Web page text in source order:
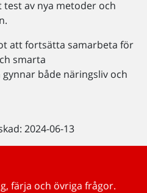
av nya metoder och
att fortsätta samarbeta för
smarta
både näringsliv och
2024-06-13
färja och övriga frågor.